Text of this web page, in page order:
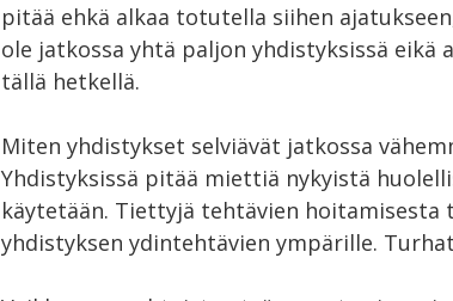
pitää ehkä alkaa totutella siihen
ole jatkossa yhtä paljon yhdistyksissä eikä
tällä hetkellä.
Miten yhdistykset selviävät jatkossa
Yhdistyksissä pitää miettiä nykyistä
käytetään. Tiettyjä tehtävien
yhdistyksen ydintehtävien ympärille.